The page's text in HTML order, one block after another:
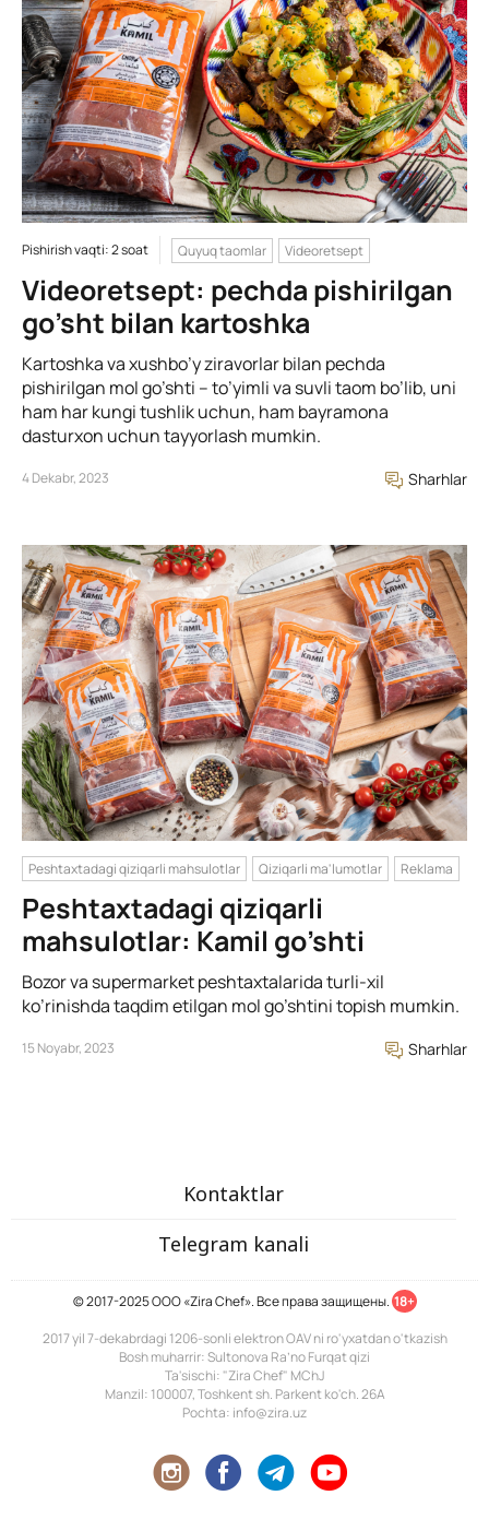
Pishirish vaqti: 2 soat Quyuq taomlar Videoretsept
Videoretsept: pechda pishirilgan
go’sht bilan kartoshka
Kartoshka va xushbo’y ziravorlar bilan pechda
pishirilgan mol go’shti – to’yimli va suvli taom bo’lib, uni
ham har kungi tushlik uchun, ham bayramona
dasturxon uchun tayyorlash mumkin.
4 Dekabr, 2023 Sharhlar
Peshtaxtadagi qiziqarli mahsulotlar Qiziqarli ma'lumotlar Reklama
Peshtaxtadagi qiziqarli
mahsulotlar: Kamil go’shti
Bozor va supermarket peshtaxtalarida turli-xil
ko’rinishda taqdim etilgan mol go’shtini topish mumkin.
15 Noyabr, 2023 Sharhlar
Kontaktlar
Telegram kanali
© 2017-2025 ООО «Zira Chef». Все права защищены. 18+
2017 yil 7-dekabrdagi 1206-sonli elektron OAV ni ro'yxatdan o'tkazish
Bosh muharrir: Sultonova Ra’no Furqat qizi
Ta'sischi: "Zira Chef" MChJ
Manzil: 100007, Toshkent sh. Parkent ko'ch. 26A
Pochta: info@zira.uz